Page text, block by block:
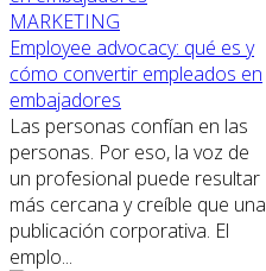
MARKETING
Employee advocacy: qué es y
cómo convertir empleados en
embajadores
Las personas confían en las
personas. Por eso, la voz de
un profesional puede resultar
más cercana y creíble que una
publicación corporativa. El
emplo...